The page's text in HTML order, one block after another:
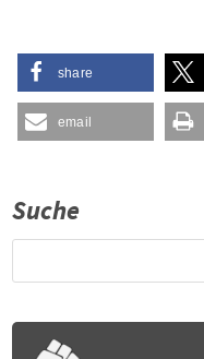
share
email
Suche